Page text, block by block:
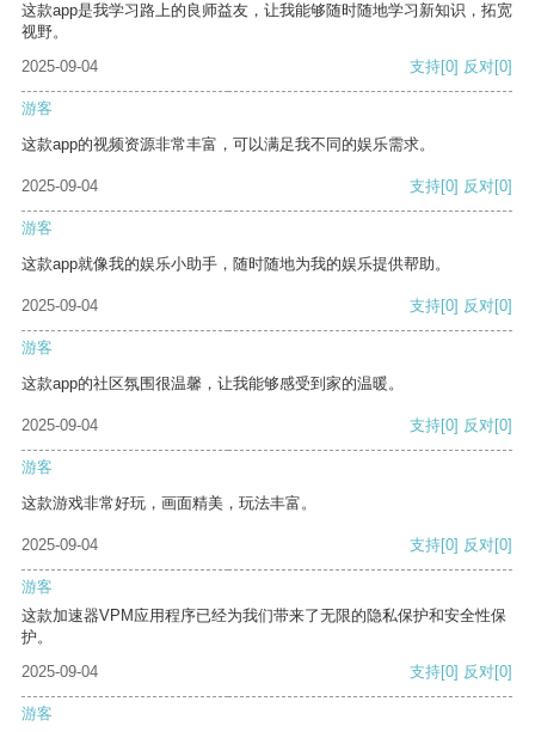
这款app是我学习路上的良师益友，让我能够随时随地学习新知识，拓宽
视野。
2025-09-04
支持[0] 反对[0]
游客
这款app的视频资源非常丰富，可以满足我不同的娱乐需求。
2025-09-04 支持[0] 反对[0]
游客
这款app就像我的娱乐小助手，随时随地为我的娱乐提供帮助。
2025-09-04 支持[0] 反对[0]
游客
这款app的社区氛围很温馨，让我能够感受到家的温暖。
2025-09-04 支持[0] 反对[0]
游客
这款游戏非常好玩，画面精美，玩法丰富。
2025-09-04 支持[0] 反对[0]
游客
这款加速器VPM应用程序已经为我们带来了无限的隐私保护和安全性保
护。
2025-09-04
支持[0] 反对[0]
游客